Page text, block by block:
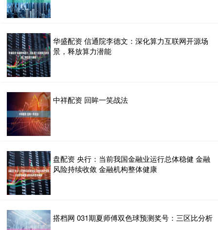
华盛配资 信通院李德文：深化算力互联网开源场
景，释放算力潜能
中祥配资 回眸一笑战法
盘配资 央行：当前我国金融业运行总体稳健 金融
风险持续收敛 金融机构整体健康
搭档网 031期夏师傅双色球预测奖号：三区比分析